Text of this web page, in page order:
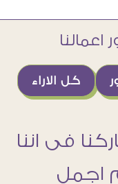
اعمالنا
كل الاراء
بيت شاركنا فى اننا
اجمل